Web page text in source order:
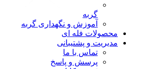
گربه
آموزش و نگهداری گربه
محصولات فله ای
مدیریت و پشتیبانی
تماس با ما
پرسش و پاسخ